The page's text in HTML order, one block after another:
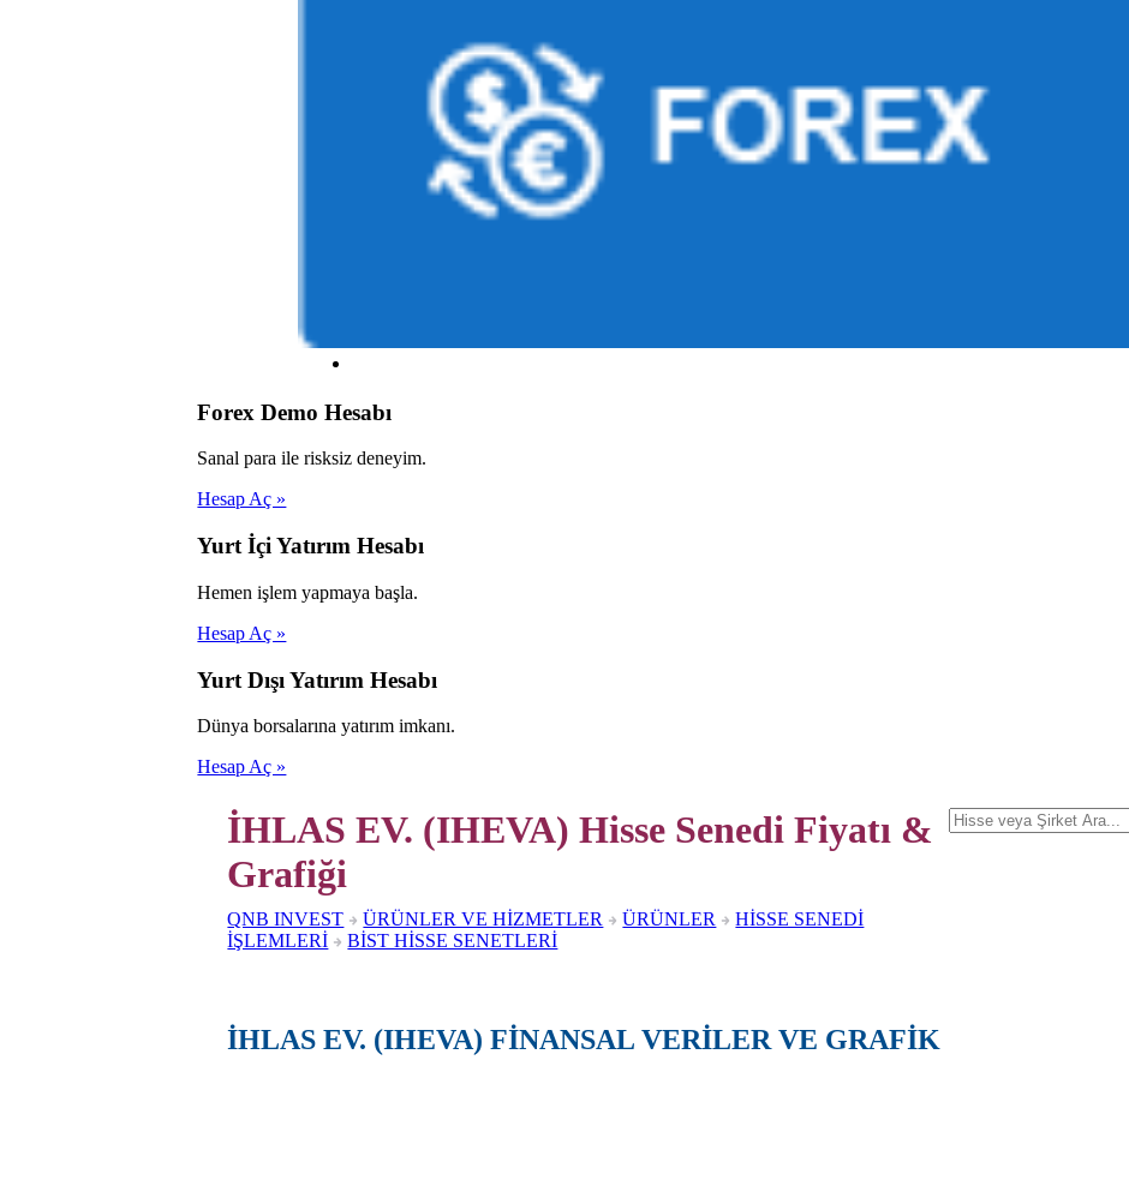
Forex Demo Hesabı
Sanal para ile risksiz deneyim.
Hesap Aç »
Yurt İçi Yatırım Hesabı
Hemen işlem yapmaya başla.
Hesap Aç »
Yurt Dışı Yatırım Hesabı
Dünya borsalarına yatırım imkanı.
Hesap Aç »
İHLAS EV. (IHEVA) Hisse SenediFiyatı &
Grafiği
QNB INVEST ÜRÜNLER VE HİZMETLER ÜRÜNLER
HİSSE SENEDİ
İŞLEMLERİ
BİST HİSSE SENETLERİ
İHLAS EV. (IHEVA) FİNANSAL VERİLER VE GRAFİK